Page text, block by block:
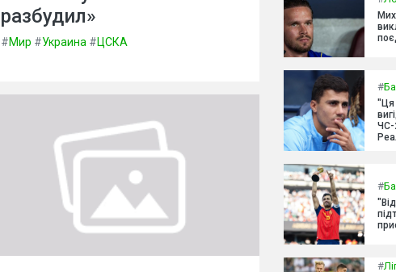
разбудил»
#Мир #Украина #ЦСКА
#
"Ця
ЧС-
#
#